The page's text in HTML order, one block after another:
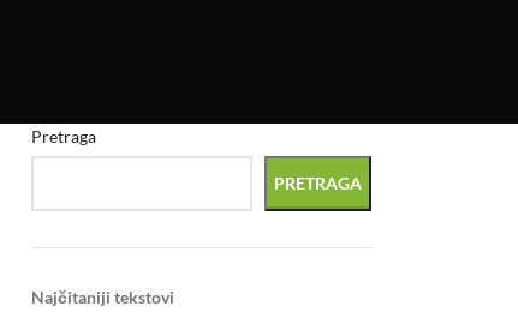
Pretraga
PRETRAGA
Najčitaniji tekstovi